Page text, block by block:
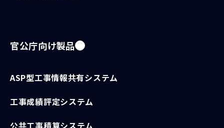
官公庁向け製品
ASP型工事情報共有システム
工事成績評定システム
公共工事積算システム